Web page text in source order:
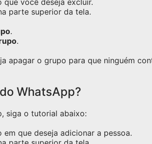
você deseja excluir.
parte superior da tela.
.
.
apagar o grupo para que ninguém
WhatsApp?
siga o tutorial abaixo:
que deseja adicionar a pessoa.